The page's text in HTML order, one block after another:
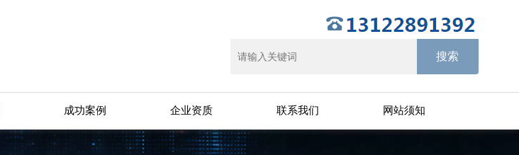
成功案例 企业资质 联系我们 网站须知